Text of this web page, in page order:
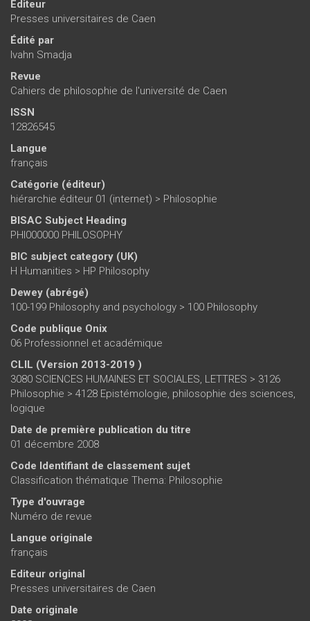
Éditeur
Presses universitaires de Caen
Édité par
Ivahn Smadja
Revue
Cahiers de philosophie de l'université de Caen
ISSN
12826545
Langue
français
Catégorie (éditeur)
hiérarchie éditeur 01 (internet) > Philosophie
BISAC Subject Heading
PHI000000 PHILOSOPHY
BIC subject category (UK)
H Humanities > HP Philosophy
Dewey (abrégé)
100-199 Philosophy and psychology > 100 Philosophy
Code publique Onix
06 Professionnel et académique
CLIL (Version 2013-2019 )
3080 SCIENCES HUMAINES ET SOCIALES, LETTRES > 3126
Philosophie > 4128 Epistémologie, philosophie des sciences,
logique
Date de première publication du titre
01 décembre 2008
Code Identifiant de classement sujet
Classification thématique Thema: Philosophie
Type d'ouvrage
Numéro de revue
Langue originale
français
Editeur original
Presses universitaires de Caen
Date originale